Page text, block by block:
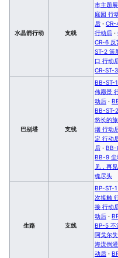
水晶箭行动 支线
市主题
庭园 行
后 · CR-
行动后 ·
CR-6 反
ST-2 策
口 行动
CR-ST-
巴别塔 支线
BB-ST-
伟愿景
动后 ·
BB-ST-
悠长的
烟 行动
定 行动
后 · BB-
BB-9 尘
见，再
魂尽头
生路 支线
BP-ST-
次接触
接 行动
动后 ·
BP-5 不
阿戈尔
海流倒灌
动后 ·